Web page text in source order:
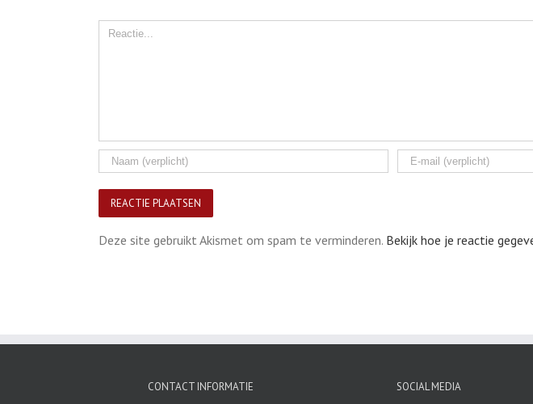
Comment
Deze site gebruikt Akismet om spam te verminderen. Bekijk hoe je reactie
CONTACT INFORMATIE SOCIAL MEDIA